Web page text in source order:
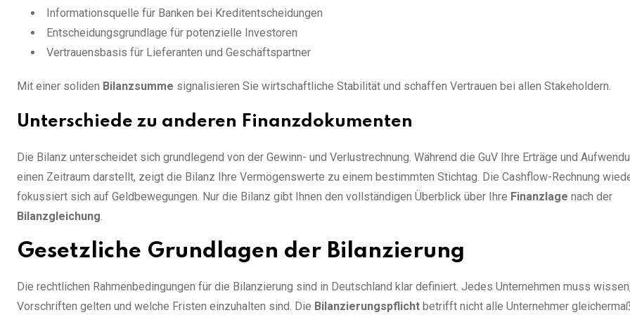
Informationsquelle für Banken bei Kreditentscheidungen
Entscheidungsgrundlage für potenzielle Investoren
Vertrauensbasis für Lieferanten und Geschäftspartner
Mit einer soliden Bilanzsumme signalisieren Sie wirtschaftliche Stabilität und schaffen Vertrauen bei allen Stakeholdern.
Unterschiede zu anderen Finanzdokumenten
Die Bilanz unterscheidet sich grundlegend von der Gewinn- und Verlustrechnung. Während die GuV Ihre Erträge und
einen Zeitraum darstellt, zeigt die Bilanz Ihre Vermögenswerte zu einem bestimmten Stichtag. Die Cashflow-Rechnung
fokussiert sich auf Geldbewegungen. Nur die Bilanz gibt Ihnen den vollständigen Überblick über Ihre Finanzlage nach der
Bilanzgleichung.
Gesetzliche Grundlagen der Bilanzierung
Die rechtlichen Rahmenbedingungen für die Bilanzierung sind in Deutschland klar definiert. Jedes Unternehmen muss
Vorschriften gelten und welche Fristen einzuhalten sind. Die Bilanzierungspflicht betrifft nicht alle Unternehmer